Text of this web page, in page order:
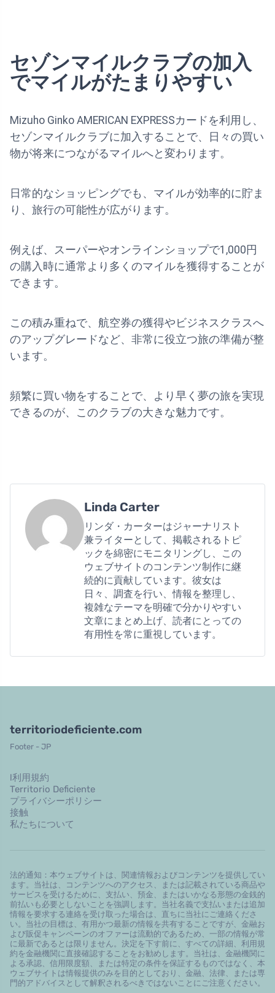
セゾンマイルクラブの加入
でマイルがたまりやすい
Mizuho Ginko AMERICAN EXPRESSカードを利用し、
セゾンマイルクラブに加入することで、日々の買い
物が将来につながるマイルへと変わります。
日常的なショッピングでも、マイルが効率的に貯ま
り、旅行の可能性が広がります。
例えば、スーパーやオンラインショップで1,000円
の購入時に通常より多くのマイルを獲得することが
できます。
この積み重ねで、航空券の獲得やビジネスクラスへ
のアップグレードなど、非常に役立つ旅の準備が整
います。
頻繁に買い物をすることで、より早く夢の旅を実現
できるのが、このクラブの大きな魅力です。
Linda Carter
リンダ・カーターはジャーナリスト
兼ライターとして、掲載されるトピ
ックを綿密にモニタリングし、この
ウェブサイトのコンテンツ制作に継
続的に貢献しています。彼女は
日々、調査を行い、情報を整理し、
複雑なテーマを明確で分かりやすい
文章にまとめ上げ、読者にとっての
有用性を常に重視しています。
territoriodeficiente.com
Footer - JP
l利用規約
Territorio Deficiente
プライバシーポリシー
接触
私たちについて
法的通知：本ウェブサイトは、関連情報およびコンテンツを提供してい
ます。当社は、コンテンツへのアクセス、または記載されている商品や
サービスを受けるために、支払い、預金、またはいかなる形態の金銭的
前払いも必要としないことを強調します。当社名義で支払いまたは追加
情報を要求する連絡を受け取った場合は、直ちに当社にご連絡くださ
い。当社の目標は、有用かつ最新の情報を共有することですが、金融お
よび販促キャンペーンのオファーは流動的であるため、一部の情報が常
に最新であるとは限りません。決定を下す前に、すべての詳細、利用規
約を金融機関に直接確認することをお勧めします。当社は、金融機関に
よる承認、信用限度額、または特定の条件を保証するものではなく、本
ウェブサイトは情報提供のみを目的としており、金融、法律、または専
門的アドバイスとして解釈されるべきではないことにご注意ください。